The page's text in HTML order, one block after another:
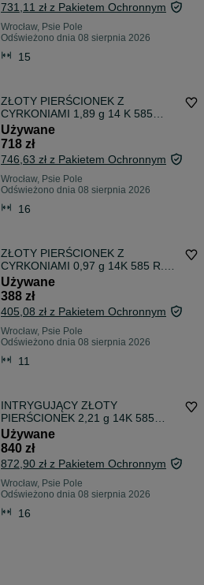
731,11 zł z Pakietem Ochronnym
Wrocław, Psie Pole
Odświeżono dnia 08 sierpnia 2026
15
ZŁOTY PIERŚCIONEK Z
CYRKONIAMI 1,89 g 14 K 585
R.16 Wrocław Kiełczowska 51b
Używane
718 zł
746,63 zł z Pakietem Ochronnym
Wrocław, Psie Pole
Odświeżono dnia 08 sierpnia 2026
16
ZŁOTY PIERŚCIONEK Z
CYRKONIAMI 0,97 g 14K 585 R.11
Wrocław Kiełczowska 51b
Używane
388 zł
405,08 zł z Pakietem Ochronnym
Wrocław, Psie Pole
Odświeżono dnia 08 sierpnia 2026
11
INTRYGUJĄCY ZŁOTY
PIERŚCIONEK 2,21 g 14K 585
R.16 Wrocław Kiełczowska 51b
Używane
840 zł
872,90 zł z Pakietem Ochronnym
Wrocław, Psie Pole
Odświeżono dnia 08 sierpnia 2026
16